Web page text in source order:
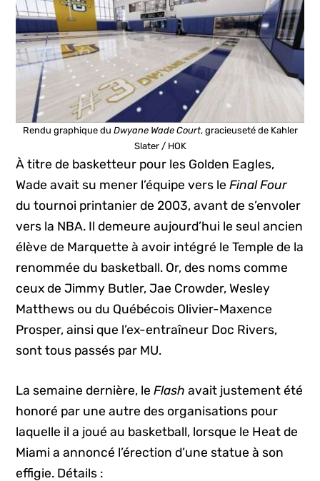
Rendu graphique du Dwyane Wade Court, gracieuseté de Kahler
Slater / HOK
À titre de basketteur pour les Golden Eagles,
Wade avait su mener l’équipe vers leFinal Four
du tournoi printanier de 2003, avant de s’envoler
vers la NBA. Il demeure aujourd’hui le seul ancien
élève de Marquette à avoir intégré le Temple de la
renommée du basketball. Or, des noms comme
ceux de Jimmy Butler, Jae Crowder, Wesley
Matthews ou du Québécois Olivier-Maxence
Prosper, ainsi que l’ex-entraîneur Doc Rivers,
sont tous passés par MU.
La semaine dernière, leFlashavait justement été
honoré par une autre des organisations pour
laquelle il a joué au basketball, lorsque le Heat de
Miami a annoncé l’érection d’une statue à son
effigie. Détails :